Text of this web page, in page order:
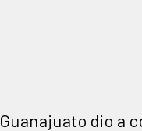
Guanajuato dio a